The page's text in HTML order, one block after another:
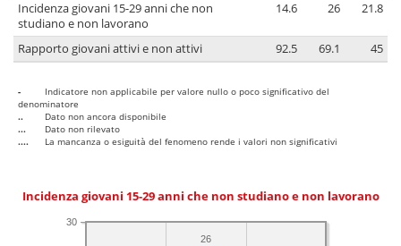
Incidenza giovani 15-29 anni che non
studiano e non lavorano
14.6 26 21.8
Rapporto giovani attivi e non attivi 92.5 69.1 45
-
Indicatore non applicabile per valore nullo o poco significativo del
denominatore
..
Dato non ancora disponibile
...
Dato non rilevato
....
La mancanza o esiguità del fenomeno rende i valori non significativi
Incidenza giovani 15-29 anni che non studiano e non lavorano
30
26